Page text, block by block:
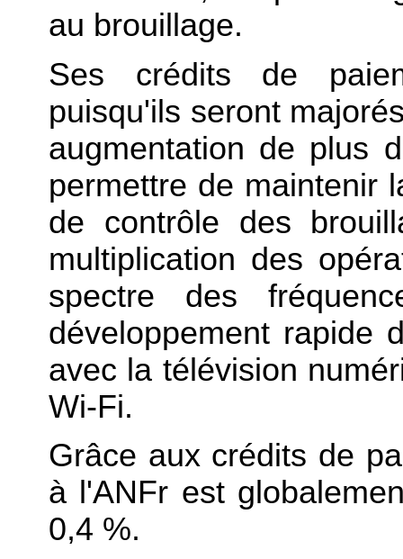
au brouillage.
Ses crédits de
puisqu'ils seront
augmentation de plus
permettre de maintenir
de contrôle des
multiplication des
spectre des
développement rapide
avec la télévision
Wi-Fi.
Grâce aux crédits de
à l'ANFr est
0,4 %.